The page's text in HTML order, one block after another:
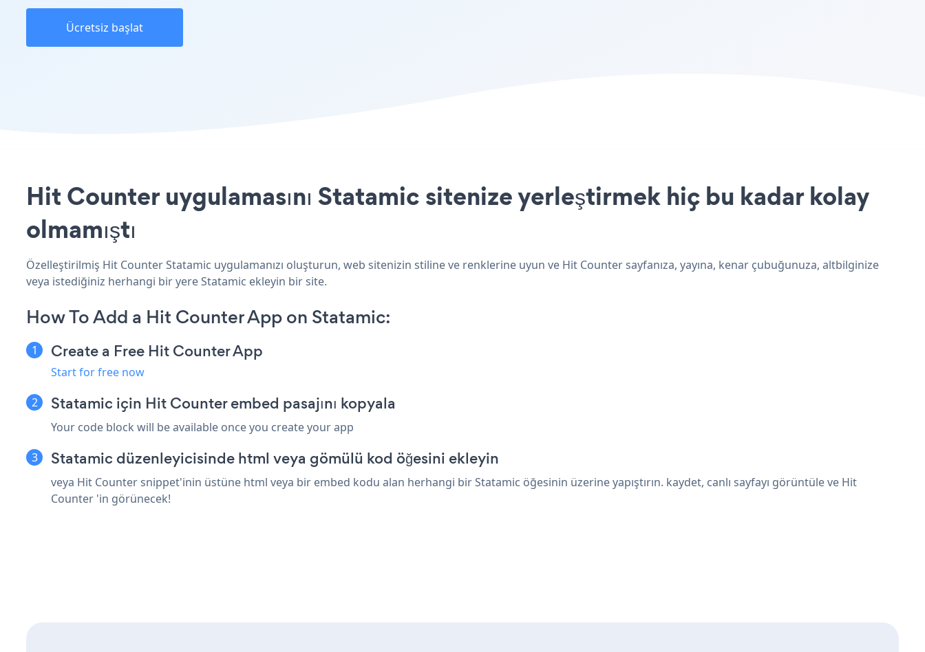
Ücretsiz başlat
Hit Counter uygulamasını Statamic sitenize yerleştirmek hiç bu kadar kolay
olmamıştı
Özelleştirilmiş Hit Counter Statamic uygulamanızı oluşturun, web sitenizin stiline ve renklerine uyun ve Hit Counter sayfanıza, yayına, kenar çubuğunuza, altbilginize
veya istediğiniz herhangi bir yere Statamic ekleyin bir site.
How To Add a Hit Counter App on Statamic:
Create a Free Hit Counter App
Start for free now
Statamic için Hit Counter embed pasajını kopyala
Your code block will be available once you create your app
Statamic düzenleyicisinde html veya gömülü kod öğesini ekleyin
veya Hit Counter snippet'inin üstüne html veya bir embed kodu alan herhangi bir Statamic öğesinin üzerine yapıştırın. kaydet, canlı sayfayı görüntüle ve Hit
Counter 'in görünecek!